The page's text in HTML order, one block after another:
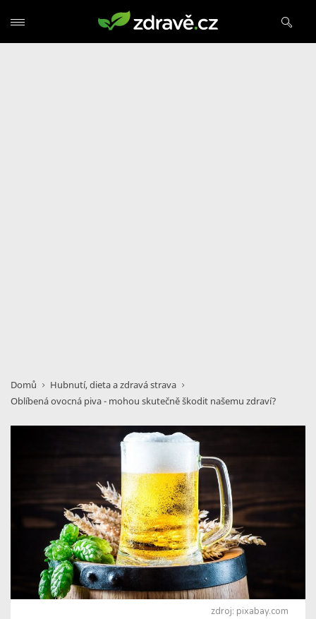
Domů
Hubnutí, dieta a zdravá strava
Oblíbená ovocná piva - mohou skutečně škodit našemu zdraví?
zdroj: pixabay.com